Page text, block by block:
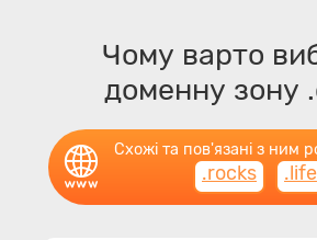
Чому варто
доменну зону
Схожі та пов'язані з ним
.rocks .life